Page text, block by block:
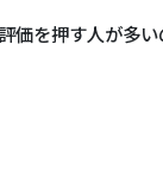
価を押す人が多